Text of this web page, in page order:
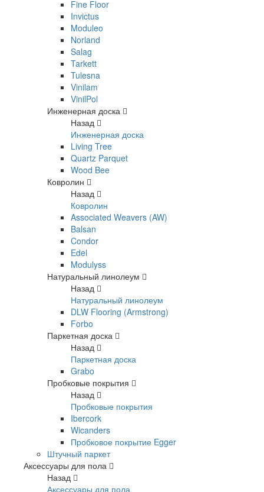
Fine Floor
Invictus
Moduleo
Norland
Salag
Tarkett
Tulesna
Vinilam
VinilPol
Инженерная доска
Назад
Инженерная доска
Living Tree
Quartz Parquet
Wood Bee
Ковролин
Назад
Ковролин
Associated Weavers (AW)
Balsan
Condor
Edel
Modulyss
Натуральный линолеум
Назад
Натуральный линолеум
DLW Flooring (Armstrong)
Forbo
Паркетная доска
Назад
Паркетная доска
Grabo
Пробковые покрытия
Назад
Пробковые покрытия
Ibercork
Wicanders
Пробковое покрытие Egger
Штучный паркет
Аксессуары для пола
Назад
Аксессуары для пола